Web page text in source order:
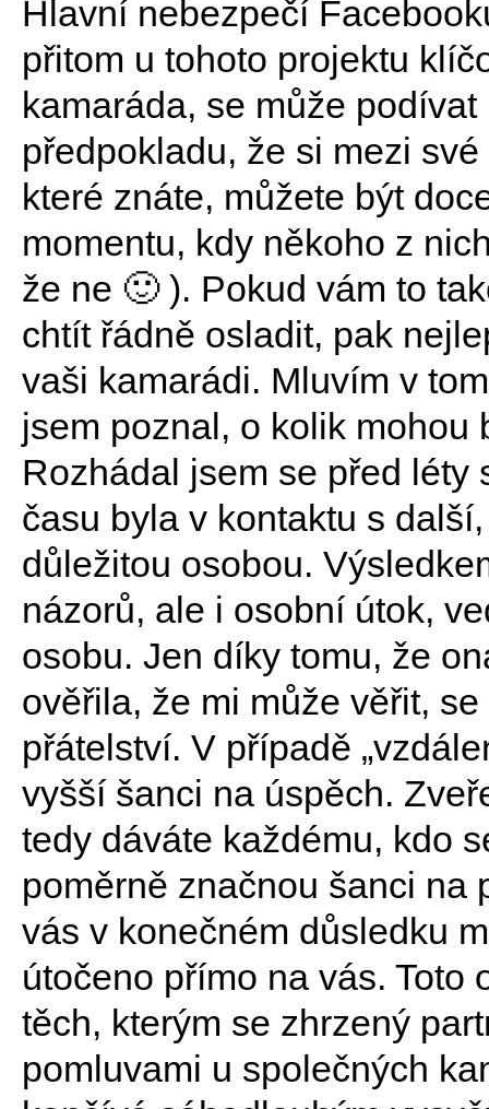
Hlavní nebezpečí
přitom u tohoto projektu
kamaráda, se může
předpokladu, že si mezi
které znáte, můžete být
momentu, kdy někoho z
že ne 🙂 ). Pokud vám to
chtít řádně osladit, pak
vaši kamarádi. Mluvím v
jsem poznal, o kolik mohou
Rozhádal jsem se před léty
času byla v kontaktu s
důležitou osobou.
názorů, ale i osobní útok,
osobu. Jen díky tomu, že
ověřila, že mi může věřit,
přátelství. V případě
vyšší šanci na úspěch.
tedy dáváte každému, kdo
poměrně značnou šanci na
vás v konečném důsledku
útočeno přímo na vás. Toto
těch, kterým se zhrzený
pomluvami u společných